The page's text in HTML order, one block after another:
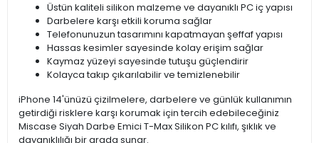
Üstün kaliteli silikon malzeme ve dayanıklı PC iç yapısı
Darbelere karşı etkili koruma sağlar
Telefonunuzun tasarımını kapatmayan şeffaf yapısı
Hassas kesimler sayesinde kolay erişim sağlar
Kaymaz yüzeyi sayesinde tutuşu güçlendirir
Kolayca takıp çıkarılabilir ve temizlenebilir
iPhone 14'ünüzü çizilmelere, darbelere ve günlük kullanımın
getirdiği risklere karşı korumak için tercih edebileceğiniz
Miscase Siyah Darbe Emici T-Max Silikon PC kılıfı, şıklık ve
dayanıklılığı bir arada sunar.